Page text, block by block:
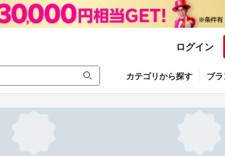
ログイン
カテゴリから探す ブ